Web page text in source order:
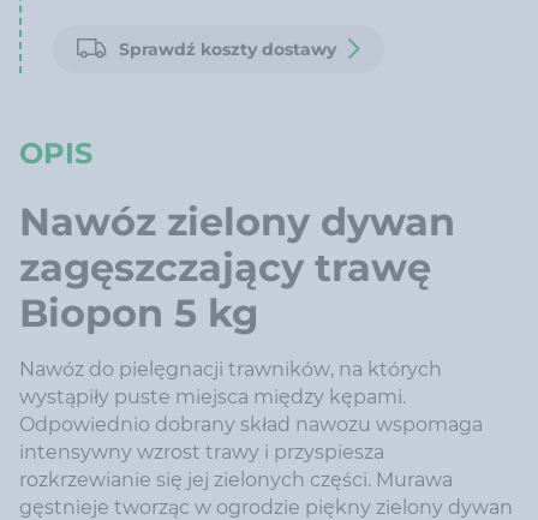
Sprawdź koszty dostawy
OPIS
Nawóz zielony dywan
zagęszczający trawę
Biopon 5 kg
Nawóz do pielęgnacji trawników, na których
wystąpiły puste miejsca między kępami.
Odpowiednio dobrany skład nawozu wspomaga
intensywny wzrost trawy i przyspiesza
rozkrzewianie się jej zielonych części. Murawa
gęstnieje tworząc w ogrodzie piękny zielony dywan